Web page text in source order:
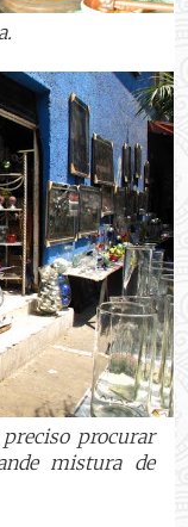
procurar
mistura de